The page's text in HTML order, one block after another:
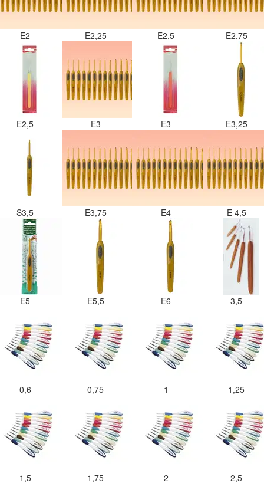
E2 E2,25 E2,5 E2,75
E2,5 E3 E3 E3,25
S3,5 E3,75 E4 E 4,5
E5 E5,5 E6 3,5
0,6 0,75 1 1,25
1,5 1,75 2 2,5